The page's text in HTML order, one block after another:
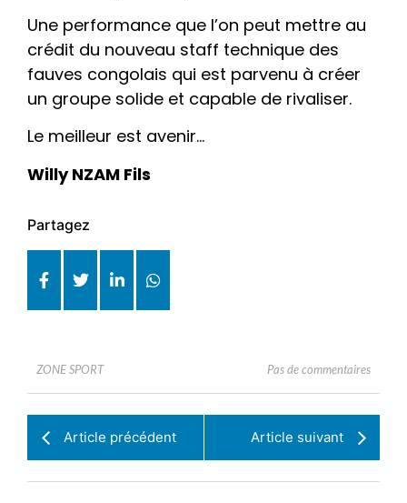
Une performance que l’on peut mettre au
crédit du nouveau staff technique des
fauves congolais qui est parvenu à créer
un groupe solide et capable de rivaliser.
Le meilleur est avenir…
Willy NZAM Fils
Partagez
ZONE SPORT Pas de commentaires
Article précédent Article suivant